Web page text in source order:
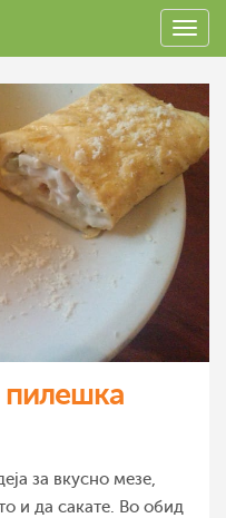
за вкусно мезе,
и да сакате. Во обид